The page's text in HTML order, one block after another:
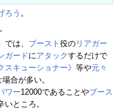
ろう 。
では、 ブースト 役の リアガー
ガードにアタックするだけで
スキューショナー》 等や元々
合が多い。
ワー12000であることやブース
ところ。